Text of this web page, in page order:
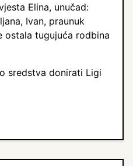
Elina, unučad:
Ivan, praunuk
ostala tugujuća rodbina
sredstva donirati Ligi